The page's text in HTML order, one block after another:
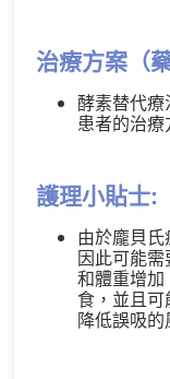
治療方案（
酵素替代
患者的治療
護理小貼士:
由於龐貝氏
因此可能
和體重增加
食，並且可
降低誤吸的